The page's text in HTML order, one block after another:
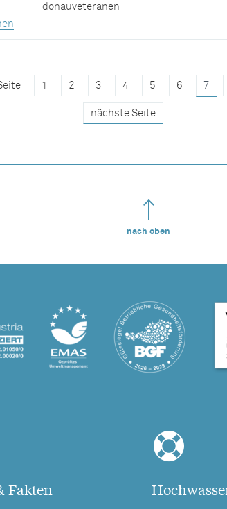
donauveteranen
1 2 3 4 5 6 7
nächste Seite
nach oben
Fakten